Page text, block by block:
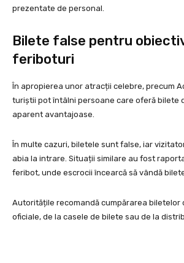
prezentate de personal.
Bilete false pentru
feriboturi
În apropierea unor atracții celebre, precum
turiștii pot întâlni persoane care oferă bilete
aparent avantajoase.
În multe cazuri, biletele sunt false, iar
abia la intrare. Situații similare au fost
feribot, unde escrocii încearcă să vândă
Autoritățile recomandă cumpărarea biletelor
oficiale, de la casele de bilete sau de la